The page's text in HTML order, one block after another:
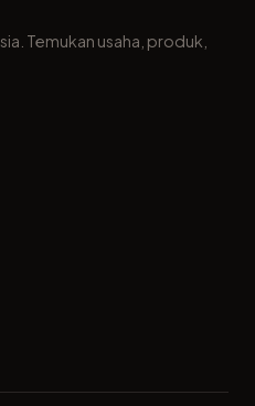
Temukan usaha, produk,